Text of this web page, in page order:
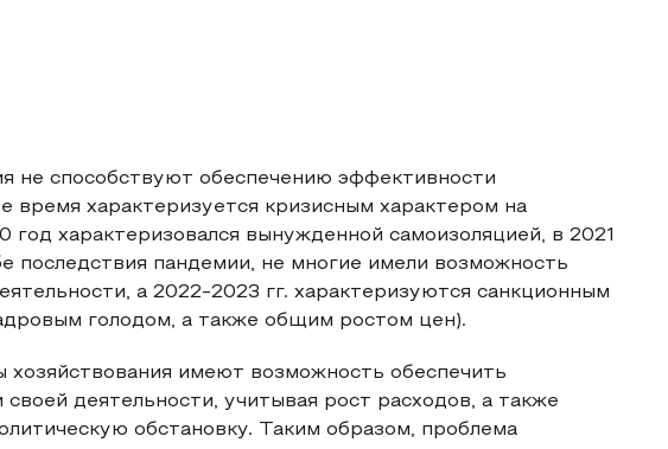
не способствуют обеспечению эффективности
время характеризуется кризисным характером на
год характеризовался вынужденной самоизоляцией, в 2021
последствия пандемии, не многие имели возможность
а 2022-2023 гг. характеризуются санкционным
голодом, а также общим ростом цен).
имеют возможность обеспечить
деятельности, учитывая рост расходов, а также
обстановку. Таким образом, проблема